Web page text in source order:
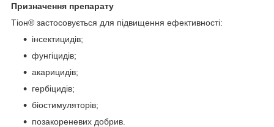
Призначення препарату
Тіон® застосовується для підвищення ефективності:
інсектицидів;
фунгіцидів;
акарицидів;
гербіцидів;
біостимуляторів;
позакореневих добрив.